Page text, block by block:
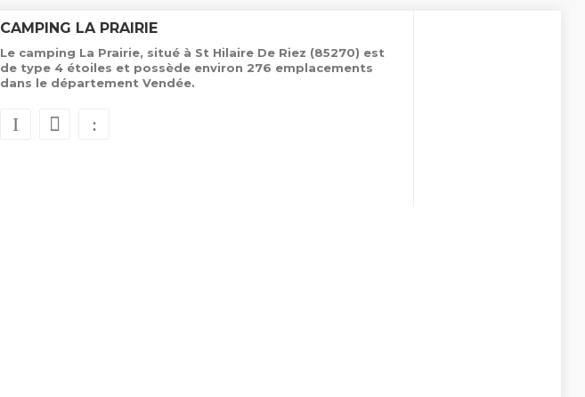
CAMPING LA PRAIRIE
Le camping La Prairie, situé à St Hilaire De Riez (85270) est
de type 4 étoiles et possède environ 276 emplacements
dans le département Vendée.